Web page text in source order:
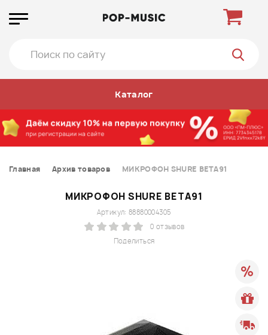
Каталог
Главная Архив товаров МИКРОФОН SHURE BETA91
МИКРОФОН SHURE BETA91
Поделиться
Артикул: 88880004305
0 отзывов